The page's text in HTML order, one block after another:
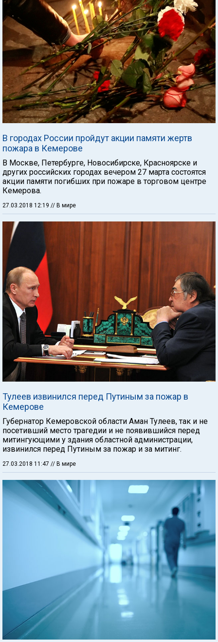
В городах России пройдут акции памяти жертв
пожара в Кемерове
В Москве, Петербурге, Новосибирске, Красноярске и
других российских городах вечером 27 марта состоятся
акции памяти погибших при пожаре в торговом центре
Кемерова.
27.03.2018 12:19 // В мире
Тулеев извинился перед Путиным за пожар в
Кемерове
Губернатор Кемеровской области Аман Тулеев, так и не
посетивший место трагедии и не появившийся перед
митингующими у здания областной администрации,
извинился перед Путиным за пожар и за митинг.
27.03.2018 11:47 // В мире